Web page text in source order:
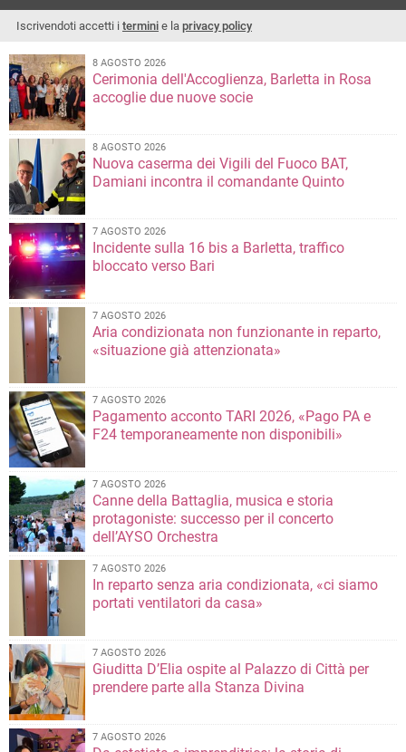
Iscrivendoti accetti i termini e la privacy policy
8 AGOSTO 2026
Cerimonia dell'Accoglienza, Barletta in Rosa
accoglie due nuove socie
8 AGOSTO 2026
Nuova caserma dei Vigili del Fuoco BAT,
Damiani incontra il comandante Quinto
7 AGOSTO 2026
Incidente sulla 16 bis a Barletta, traffico
bloccato verso Bari
7 AGOSTO 2026
Aria condizionata non funzionante in reparto,
«situazione già attenzionata»
7 AGOSTO 2026
Pagamento acconto TARI 2026, «Pago PA e
F24 temporaneamente non disponibili»
7 AGOSTO 2026
Canne della Battaglia, musica e storia
protagoniste: successo per il concerto
dell’AYSO Orchestra
7 AGOSTO 2026
In reparto senza aria condizionata, «ci siamo
portati ventilatori da casa»
7 AGOSTO 2026
Giuditta D’Elia ospite al Palazzo di Città per
prendere parte alla Stanza Divina
7 AGOSTO 2026